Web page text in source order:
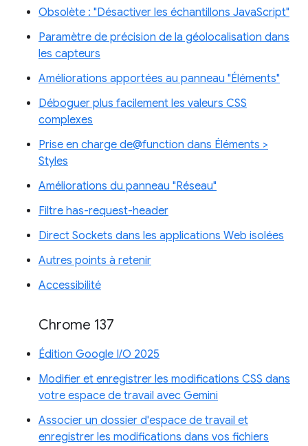
Obsolète : "Désactiver les échantillons JavaScript"
Paramètre de précision de la géolocalisation dans
les capteurs
Améliorations apportées au panneau "Éléments"
Déboguer plus facilement les valeurs CSS
complexes
Prise en charge de@function dans Éléments >
Styles
Améliorations du panneau "Réseau"
Filtre has-request-header
Direct Sockets dans les applications Web isolées
Autres points à retenir
Accessibilité
Chrome 137
Édition Google I/O 2025
Modifier et enregistrer les modifications CSS dans
votre espace de travail avec Gemini
Associer un dossier d'espace de travail et
enregistrer les modifications dans vos fichiers